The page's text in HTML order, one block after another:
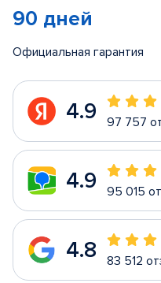
90 дней
Официальная гарантия
4.9 97 757
4.9 95 015
4.8 83 512